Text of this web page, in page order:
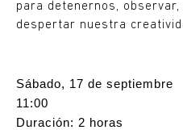
para detenernos,
despertar nuestra
Sábado, 17 de septiembre
11:00
Duración: 2 horas